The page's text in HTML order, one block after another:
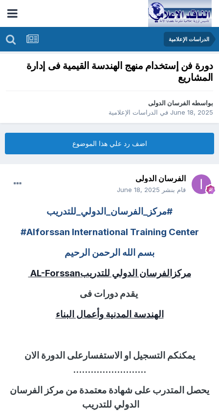
الدراسات الإعلامية
دورة فن إستخدام منهج الهندسة القيمية فى إدارة
المشاريع
بواسطهالفرسان الدولى
June 18, 2025في الدراسات الإعلامية
اضف رد علي هذا الموضوع
الفرسان الدولى
قام بنشر June 18, 2025
#مركز_الفرسان_الدولي_للتدريب
#Alforssan International Training Center
بسم الله الرحمن الرحيم
مركزالفرسان الدولي للتدريبAL-Forssan
يقدم دورات فى
الهندسة المدنية وأعمال البناء
يمكنكم التسجيل او الاستفسارعلى الدورة الان
.........................
يحصل المتدرب على شهادة معتمدة من مركز الفرسان
الدولي للتدريب